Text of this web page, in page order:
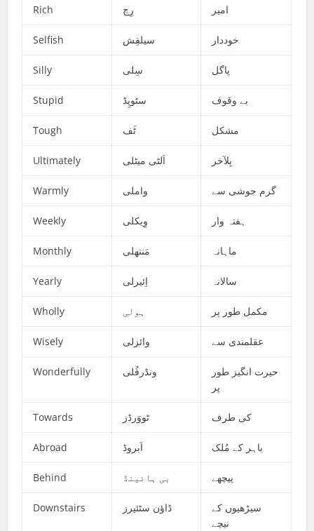
Rich رِچ امیر
Selfish سیلفِش خوددار
Silly سِلی پاگل
Stupid سٹوپِڈ بے وقوف
Tough ٹَف مشکل
Ultimately اَلٹی میٹلی بِلآخر
Warmly واملی گرم جوشی سے
Weekly وِیکلی ہفتہ وار
Monthly مَنتھلی ماہانہ
Yearly اِئیرلی سالانہ
Wholly ہولی مکمل طور پر
Wisely وائزلی عقلمندی سے
Wonderfully ونڈرفُلی
حیرت انگیز طور
پر
Towards ٹووَرڈز کی طرف
Abroad اَبروڈ باہر کے مُلک
Behind بی ہائینڈ پیچھے
Downstairs ڈاؤن سٹئیرز
سیڑھیوں کے
نیچے